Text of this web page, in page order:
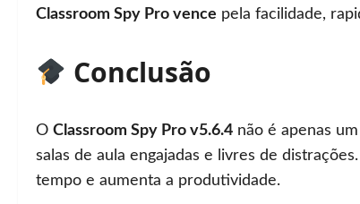
Classroom Spy Pro vence pela facilidade,
Conclusão
O Classroom Spy Pro v5.6.4 não é apenas
salas de aula engajadas e livres de
tempo e aumenta a produtividade.